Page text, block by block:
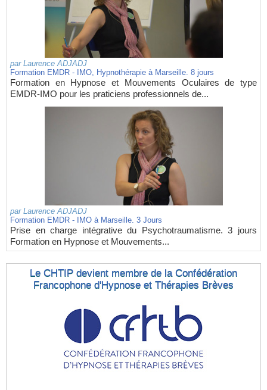
par Laurence ADJADJ
Formation EMDR - IMO, Hypnothérapie à Marseille. 8 jours
Formation en Hypnose et Mouvements Oculaires de type
EMDR-IMO pour les praticiens professionnels de...
par Laurence ADJADJ
Formation EMDR - IMO à Marseille. 3 Jours
Prise en charge intégrative du Psychotraumatisme. 3 jours
Formation en Hypnose et Mouvements...
Le CHTIP devient membre de la Confédération
Francophone d'Hypnose et Thérapies Brèves